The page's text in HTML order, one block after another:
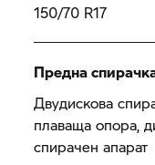
150/70 R17
Предна
Двудискова
плаваща опора,
спирачен апарат